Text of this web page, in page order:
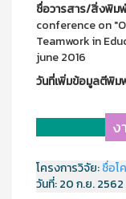
ชื่อวารสาร/สิ่งพิม
conference on
Teamwork in
june 2016
วันที่เพิ่มข้อมูลตีพิม
ง
โครงการวิจัย:ชื่อโ
วันที่:20 ก.ย. 2562